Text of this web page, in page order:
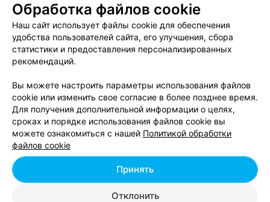
5.0 Горький
Минск, ул. Зыбицкая, 6 Выходной
Отзыв. Влюбился в этот бар с первого посещения!
внешней суеты и приятно проводить время.
Бронировать Отзывы1
1 2
Обработка файлов cookie
Наш сайт использует файлы cookie для обеспечения
удобства пользователей сайта, его улучшения, сбора
статистики и предоставления персонализированных
рекомендаций.
Вы можете настроить параметры использования файлов
cookie или изменить свое согласие в более позднее время.
Для получения дополнительной информации о целях,
сроках и порядке использования файлов cookie вы
можете ознакомиться с нашей Политикой обработки
файлов cookie
Отклонить
Принять